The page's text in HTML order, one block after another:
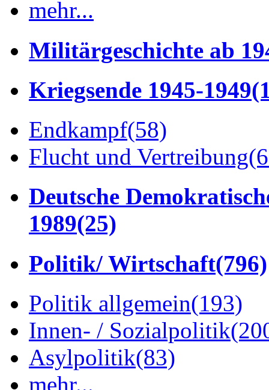
mehr...
Militärgeschichte ab
Kriegsende 1945-1949
Endkampf(58)
Flucht und Vertreibung
Deutsche
1989(25)
Politik/ Wirtschaft(796)
Politik allgemein(193)
Innen- / Sozialpolitik
Asylpolitik(83)
mehr...